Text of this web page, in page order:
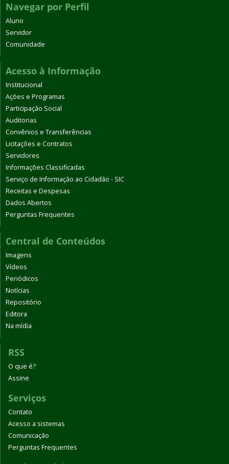
Navegar por Perfil
Aluno
Servidor
Comunidade
Acesso à Informação
Institucional
Ações e Programas
Participação Social
Auditorias
Convênios e Transferências
Licitações e Contratos
Servidores
Informações Classificadas
Serviço de Informação ao Cidadão - SIC
Receitas e Despesas
Dados Abertos
Perguntas Frequentes
Central de Conteúdos
Imagens
Vídeos
Periódicos
Notícias
Repositório
Editora
Na mídia
RSS
O que é?
Assine
Serviços
Contato
Acesso a sistemas
Comunicação
Perguntas Frequentes